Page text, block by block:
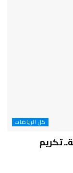
كل الرياضات
فضية و5 برونزية.. تكريم